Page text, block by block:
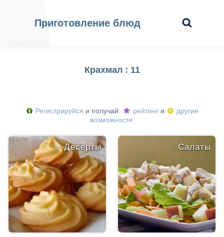
Приготовление блюд
Крахмал : 11
Регистрируйся и получай: рейтинг и
другие
возможности.
Десерты Салаты